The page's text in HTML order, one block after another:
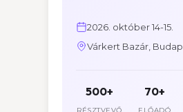
2026. október 14-15.
Várkert Bazár,
500+ 70+